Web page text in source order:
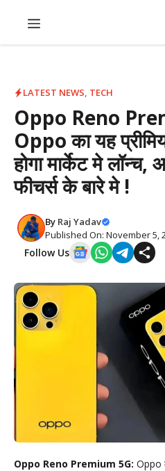
Menu
LATEST NEWS, TECH
Oppo Reno
Oppo का यह
होगा मार्केट मे
फीचर्स के बारे मे !
By Raj Yadav
Published On: November 5,
Follow Us
Oppo Reno Premium 5G: Oppo